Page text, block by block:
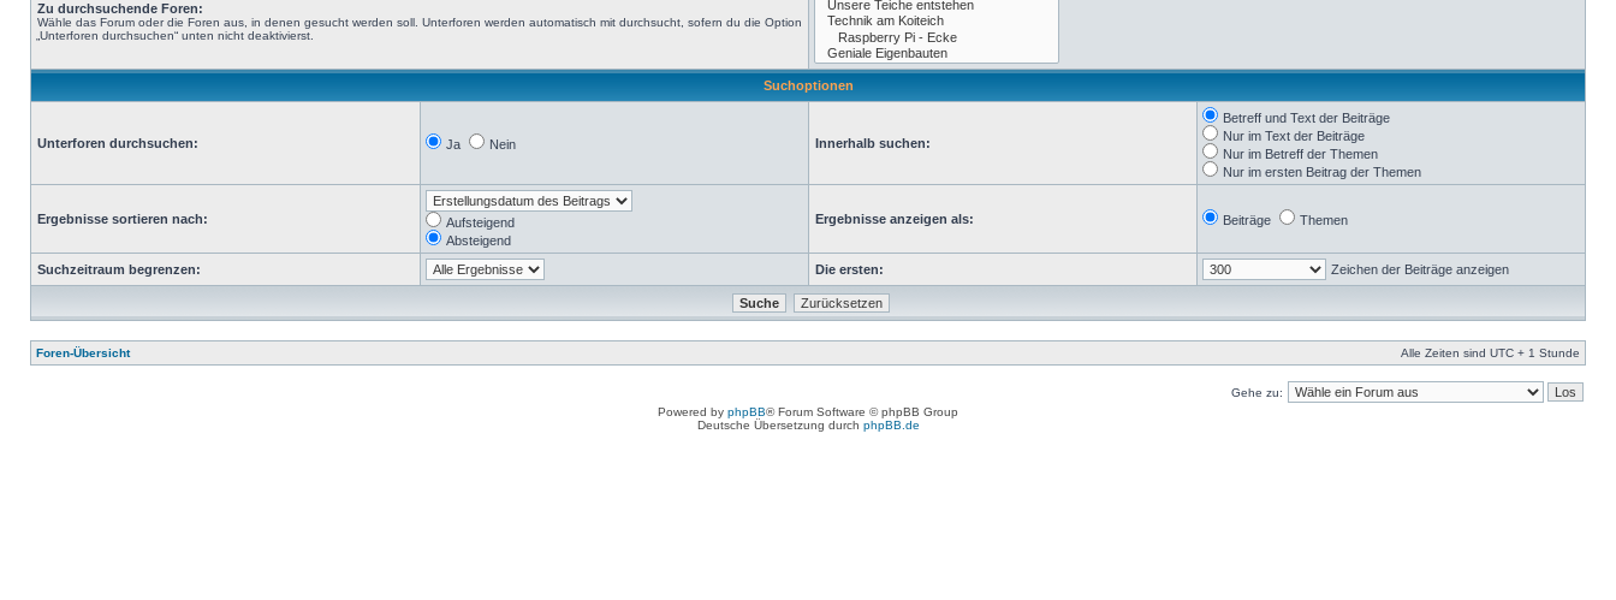
Zu durchsuchende Foren:
Wähle das Forum oder die Foren aus, in denen gesucht werden soll. Unterforen werden automatisch mit durchsucht, sofern du die Option
„Unterforen durchsuchen“ unten nicht deaktivierst.
Suchoptionen
Unterforen durchsuchen: Ja Nein Innerhalb suchen:
Betreff und Text der Beiträge
Nur im Text der Beiträge
Nur im Betreff der Themen
Nur im ersten Beitrag der Themen
Ergebnisse sortieren nach:
Aufsteigend
Absteigend
Ergebnisse anzeigen als: Beiträge Themen
Suchzeitraum begrenzen: Die ersten: Zeichen der Beiträge anzeigen
Foren-Übersicht Alle Zeiten sind UTC + 1 Stunde
Gehe zu:
Powered by phpBB® Forum Software © phpBB Group
Deutsche Übersetzung durch phpBB.de